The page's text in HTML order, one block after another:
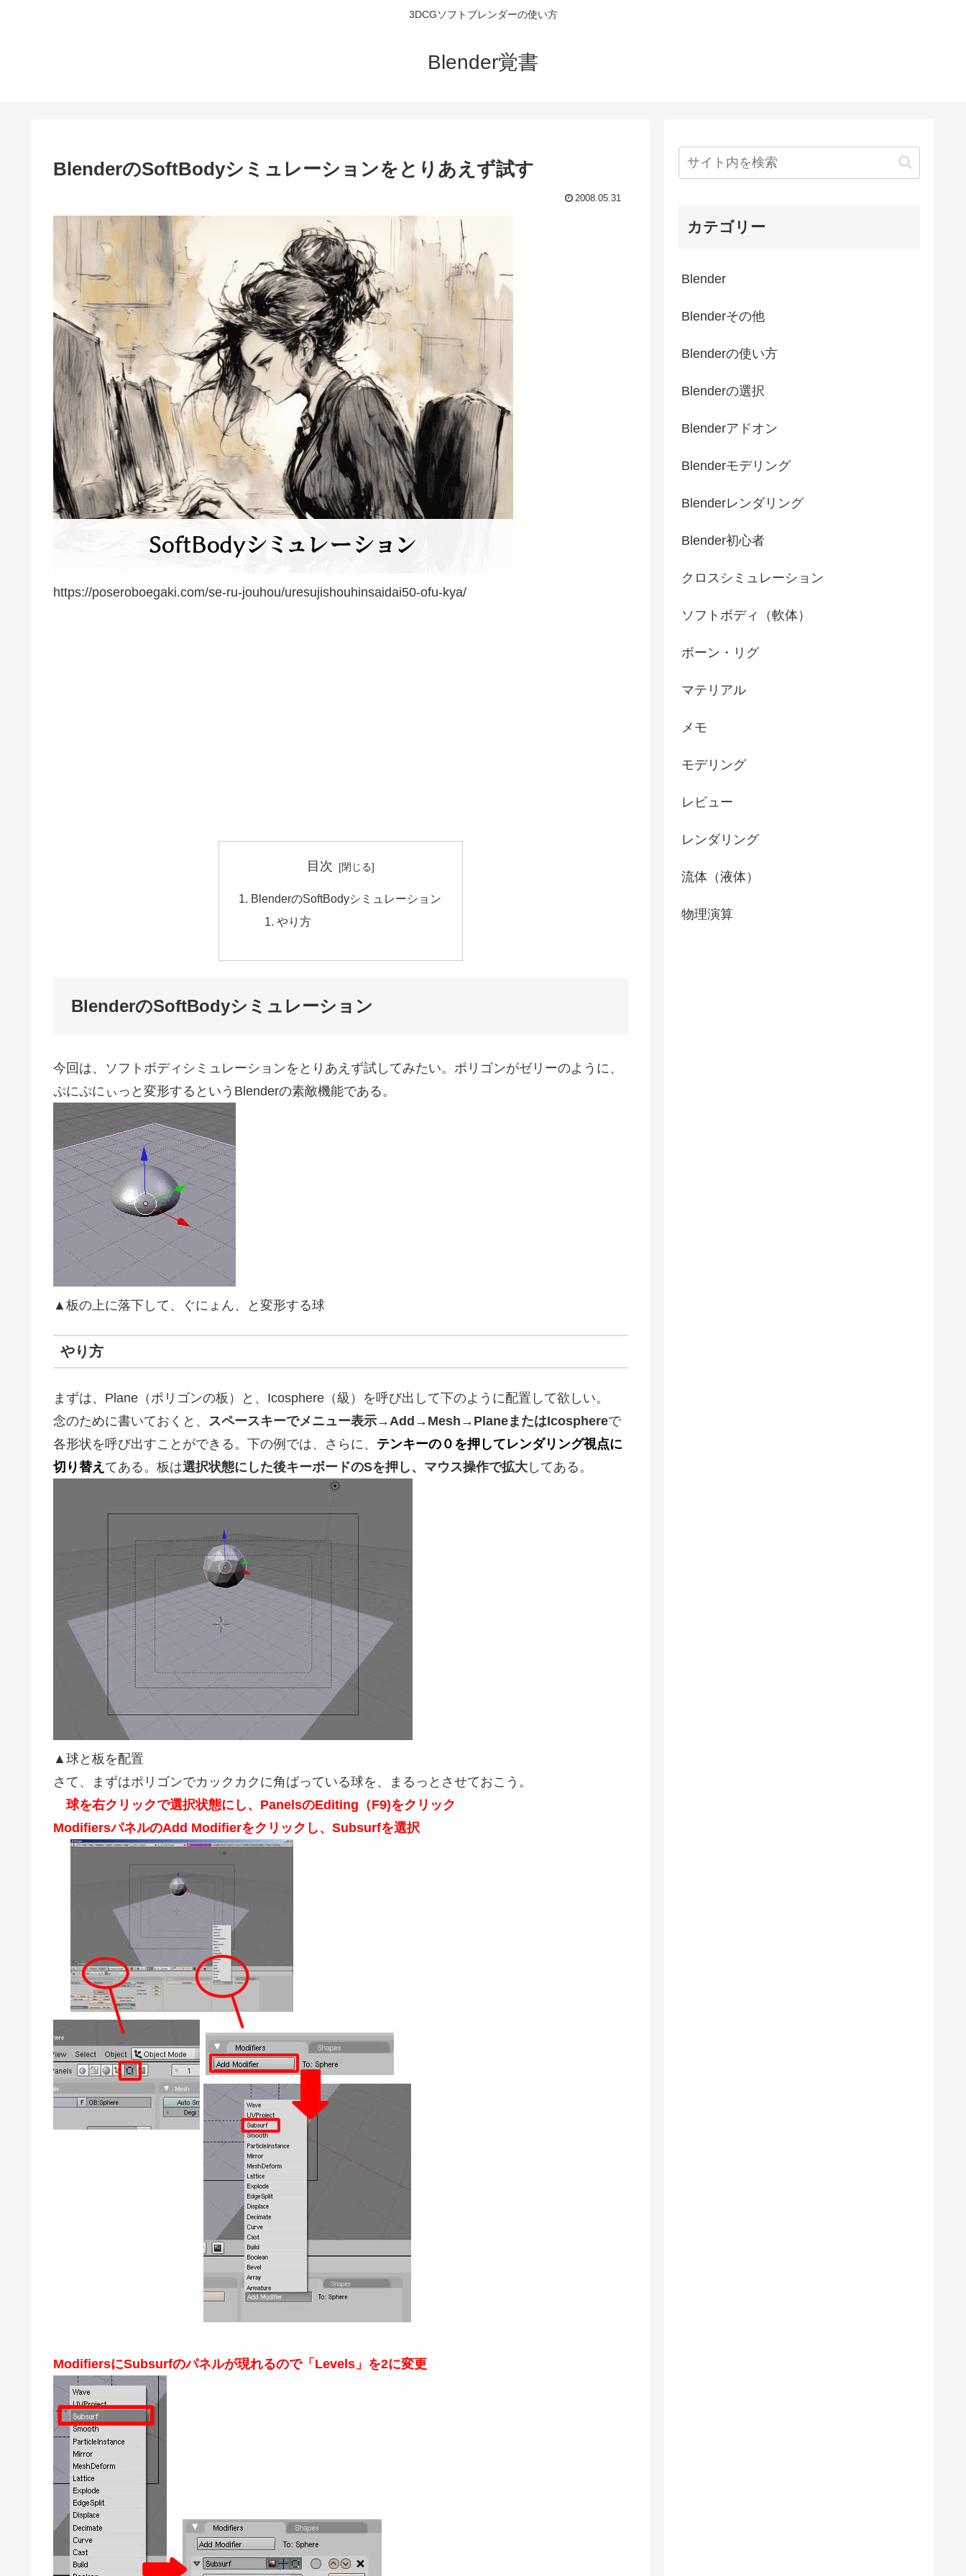
3DCGソフトブレンダーの使い方
Blender覚書
BlenderのSoftBodyシミュレーションをとりあえず試す
2008.05.31
https://poseroboegaki.com/se-ru-jouhou/uresujishouhinsaidai50-ofu-kya/
目次
BlenderのSoftBodyシミュレーション
やり方
BlenderのSoftBodyシミュレーション
今回は、ソフトボディシミュレーションをとりあえず試してみたい。ポリゴンがゼリーのように、
ぷにぷにぃっと変形するというBlenderの素敵機能である。
▲板の上に落下して、ぐにょん、と変形する球
やり方
まずは、Plane（ポリゴンの板）と、Icosphere（級）を呼び出して下のように配置して欲しい。
念のために書いておくと、 スペースキーでメニュー表示→Add→Mesh→PlaneまたはIcosphereで
各形状を呼び出すことができる。下の例では、さらに、 テンキーの０を押してレンダリング視点に
切り替え てある。板は選択状態にした後キーボードのSを押し、マウス操作で拡大 してある。
▲球と板を配置
さて、まずはポリゴンでカックカクに角ばっている球を、まるっとさせておこう。
球を右クリックで選択状態にし、PanelsのEditing（F9)をクリック
ModifiersパネルのAdd Modifierをクリックし、Subsurfを選択
ModifiersにSubsurfのパネルが現れるので「Levels」を2に変更
カテゴリー
Blender
Blenderその他
Blenderの使い方
Blenderの選択
Blenderアドオン
Blenderモデリング
Blenderレンダリング
Blender初心者
クロスシミュレーション
ソフトボディ（軟体）
ボーン・リグ
マテリアル
メモ
モデリング
レビュー
レンダリング
流体（液体）
物理演算